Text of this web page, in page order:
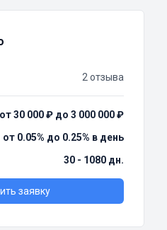
2 отзыва
от 30 000 ₽ до 3 000 000 ₽
от 0.05% до 0.25% в день
30 - 1080 дн.
заявку